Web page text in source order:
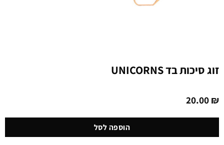
זוג סיכות בד UNICORNS
20.00₪
הוספה לסל